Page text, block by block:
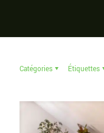
Catégories Étiquettes